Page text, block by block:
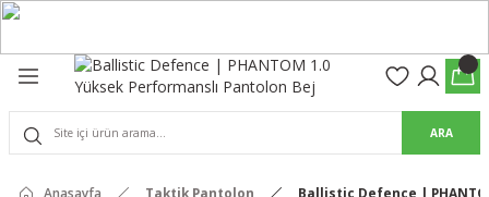
Pro Pantolon
ARA
Anasayfa Taktik Pantolon Ballistic Defence |